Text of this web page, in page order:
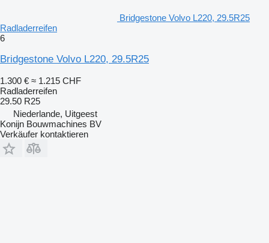
Bridgestone Volvo L220, 29.5R25
Radladerreifen
6
Bridgestone Volvo L220, 29.5R25
1.300 € ≈ 1.215 CHF
Radladerreifen
29.50 R25
Niederlande, Uitgeest
Konijn Bouwmachines BV
Verkäufer kontaktieren